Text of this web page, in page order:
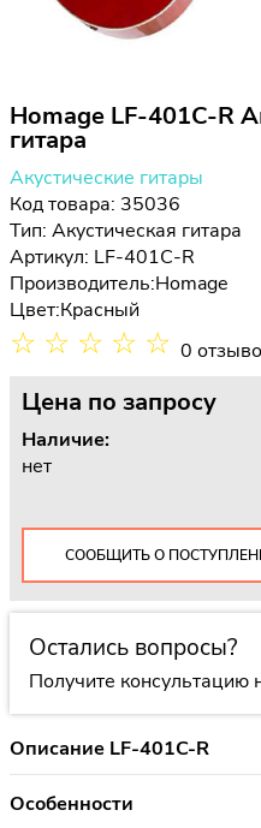
Homage LF-401C-R
гитара
Акустические гитары
Код товара: 35036
Тип: Акустическая гитара
Артикул: LF-401C-R
Производитель:Homage
Цвет:Красный
☆ ☆ ☆ ☆ ☆ 0
Цена по запросу
Наличие:
нет
СООБЩИТЬ О
Остались вопросы?
Получите консультацию
Описание LF-401C-R
Особенности